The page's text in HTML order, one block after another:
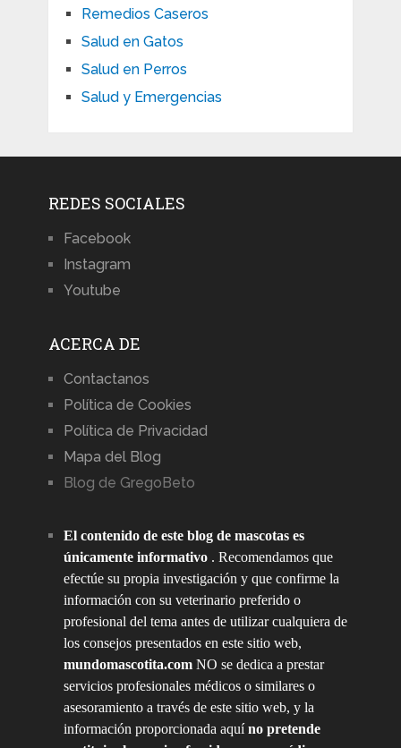
Remedios Caseros
Salud en Gatos
Salud en Perros
Salud y Emergencias
REDES SOCIALES
Facebook
Instagram
Youtube
ACERCA DE
Contactanos
Política de Cookies
Política de Privacidad
Mapa del Blog
Blog de GregoBeto
El contenido de este blog de mascotas es
únicamente informativo. Recomendamos que
efectúe su propia investigación y que confirme la
información con su veterinario preferido o
profesional del tema antes de utilizar cualquiera de
los consejos presentados en este sitio web,
mundomascotita.comNO se dedica a prestar
servicios profesionales médicos o similares o
asesoramiento a través de este sitio web, y la
información proporcionada aquí no pretende